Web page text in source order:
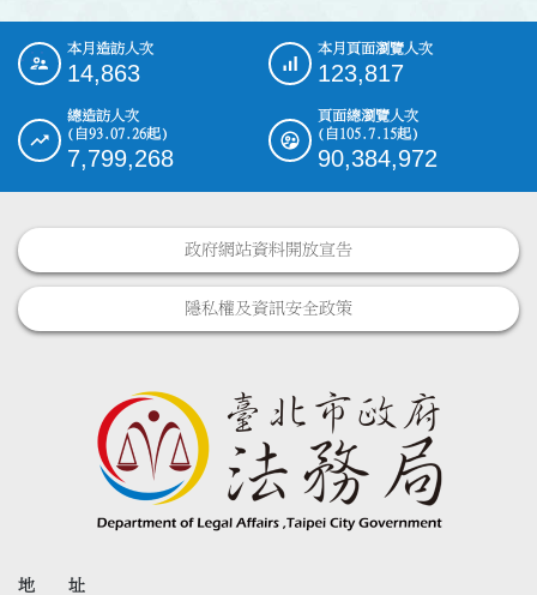
::: 本月造訪人次
14,863
本月頁面瀏覽人次
123,817
總造訪人次
(自93.07.26起)
7,799,268
頁面總瀏覽人次
(自105.7.15起)
90,384,972
政府網站資料開放宣告
隱私權及資訊安全政策
地 址